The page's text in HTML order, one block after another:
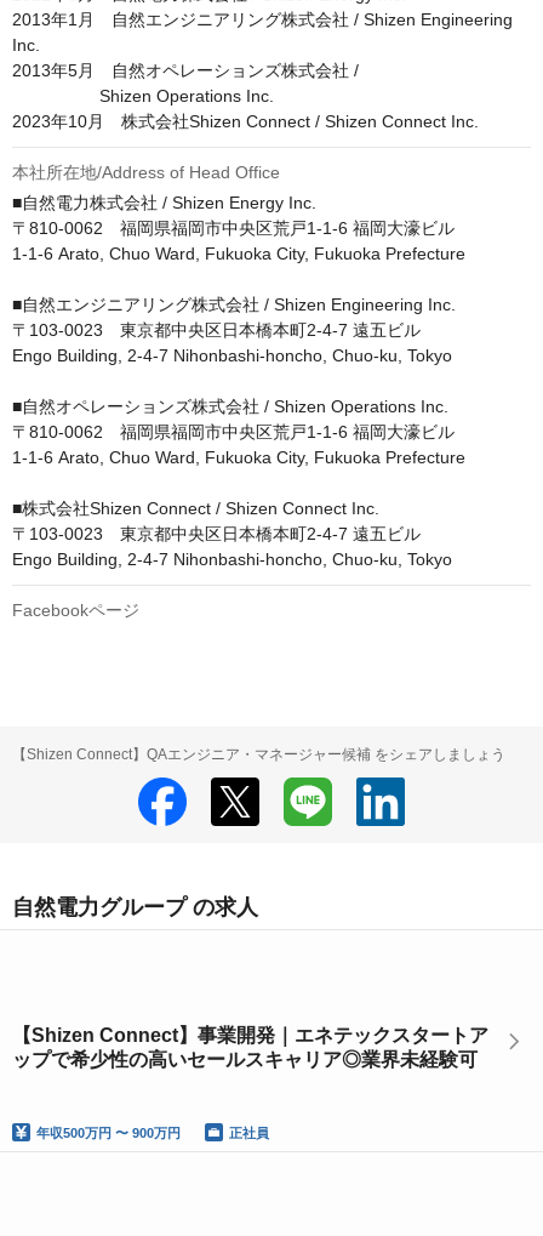
2013年1月　自然エンジニアリング株式会社 / Shizen Engineering
Inc.
2013年5月　自然オペレーションズ株式会社 /
2023年10月　株式会社Shizen Connect / Shizen Connect Inc.
本社所在地/Address of Head Office
■自然電力株式会社 / Shizen Energy Inc.
〒810-0062　福岡県福岡市中央区荒戸1-1-6 福岡大濠ビル
1-1-6 Arato, Chuo Ward, Fukuoka City, Fukuoka Prefecture
■自然エンジニアリング株式会社 / Shizen Engineering Inc.
〒103-0023　東京都中央区日本橋本町2-4-7 遠五ビル
Engo Building, 2-4-7 Nihonbashi-honcho, Chuo-ku, Tokyo
■自然オペレーションズ株式会社 / Shizen Operations Inc.
〒810-0062　福岡県福岡市中央区荒戸1-1-6 福岡大濠ビル
1-1-6 Arato, Chuo Ward, Fukuoka City, Fukuoka Prefecture
■株式会社Shizen Connect / Shizen Connect Inc.
〒103-0023　東京都中央区日本橋本町2-4-7 遠五ビル
Engo Building, 2-4-7 Nihonbashi-honcho, Chuo-ku, Tokyo
Facebookページ
【Shizen Connect】QAエンジニア・マネージャー候補 をシェアしましょう
自然電力グループ の求人
【Shizen Connect】事業開発｜エネテックスタートア
ップで希少性の高いセールスキャリア◎業界未経験可
年収500万円 〜 900万円 正社員